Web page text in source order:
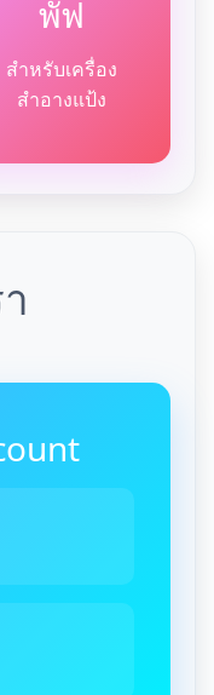
พัฟ
สำหรับเครื่อง
สำอางแป้ง